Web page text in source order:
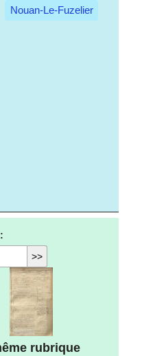
Nouan-Le-Fuzelier
rubrique